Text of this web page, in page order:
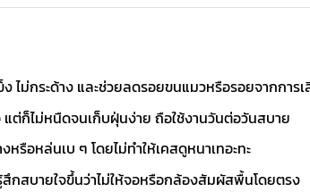
ไม่กระด้าง และช่วยลดรอยขนแมวหรือรอยจากการ
ต่ก็ไม่หนืดจนเก็บฝุ่นง่าย ถือใช้งานวันต่อวันสบาย
รือหล่นเบ ๆ โดยไม่ทำให้เคสดูหนาเทอะทะ
สึกสบายใจขึ้นว่าไม่ให้จอหรือกล้องสัมผัสพื้นโดยตรง